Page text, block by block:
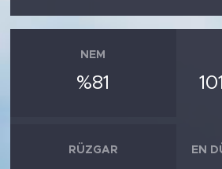
NEM
%81
RÜZGAR EN